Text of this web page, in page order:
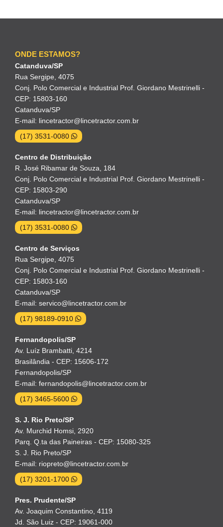
ONDE ESTAMOS?
Catanduva/SP
Rua Sergipe, 4075
Conj. Polo Comercial e Industrial Prof. Giordano Mestrinelli -
CEP: 15803-160
Catanduva/SP
E-mail: lincetractor@lincetractor.com.br
(17) 3531-0080
Centro de Distribuição
R. José Ribamar de Souza, 184
Conj. Polo Comercial e Industrial Prof. Giordano Mestrinelli -
CEP: 15803-290
Catanduva/SP
E-mail: lincetractor@lincetractor.com.br
(17) 3531-0080
Centro de Serviços
Rua Sergipe, 4075
Conj. Polo Comercial e Industrial Prof. Giordano Mestrinelli -
CEP: 15803-160
Catanduva/SP
E-mail: servico@lincetractor.com.br
(17) 98189-0910
Fernandopolis/SP
Av. Luíz Brambatti, 4214
Brasilândia - CEP: 15606-172
Fernandopolis/SP
E-mail: fernandopolis@lincetractor.com.br
(17) 3465-5600
S. J. Rio Preto/SP
Av. Murchid Homsi, 2920
Parq. Q.ta das Paineiras - CEP: 15080-325
S. J. Rio Preto/SP
E-mail: riopreto@lincetractor.com.br
(17) 3201-1700
Pres. Prudente/SP
Av. Joaquim Constantino, 4119
Jd. São Luiz - CEP: 19061-000